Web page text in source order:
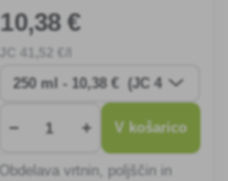
10,38 €
,52 €/l
− + V košarico
Obdelava vrtnin, poljščin in